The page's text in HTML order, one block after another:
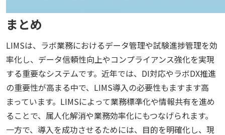
まとめ
LIMSは、ラボ業務におけるデータ管理や試験進捗管理を効
率化し、データ信頼性向上やコンプライアンス強化を実現
する重要なシステムです。近年では、DI対応やラボDX推進
の重要性が高まる中で、LIMS導入の必要性もますます高
まっています。LIMSによって業務標準化や情報共有を進め
ることで、属人化解消や業務効率化にもつなげられます。
一方で、導入を成功させるためには、目的を明確化し、現